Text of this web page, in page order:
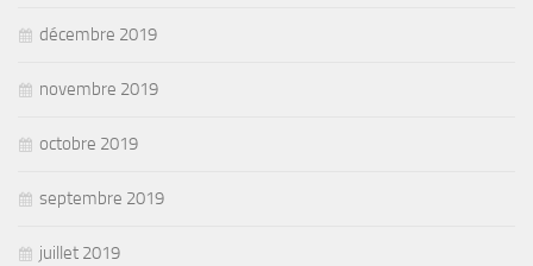
décembre 2019
novembre 2019
octobre 2019
septembre 2019
juillet 2019